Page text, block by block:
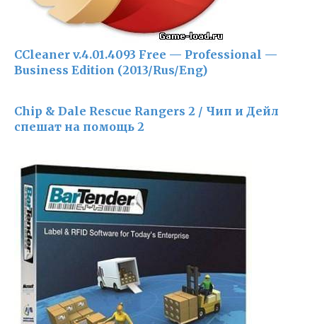
CCleaner v.4.01.4093 Free — Professional —
Business Edition (2013/Rus/Eng)
Chip & Dale Rescue Rangers 2 / Чип и Дейл
спешат на помощь 2